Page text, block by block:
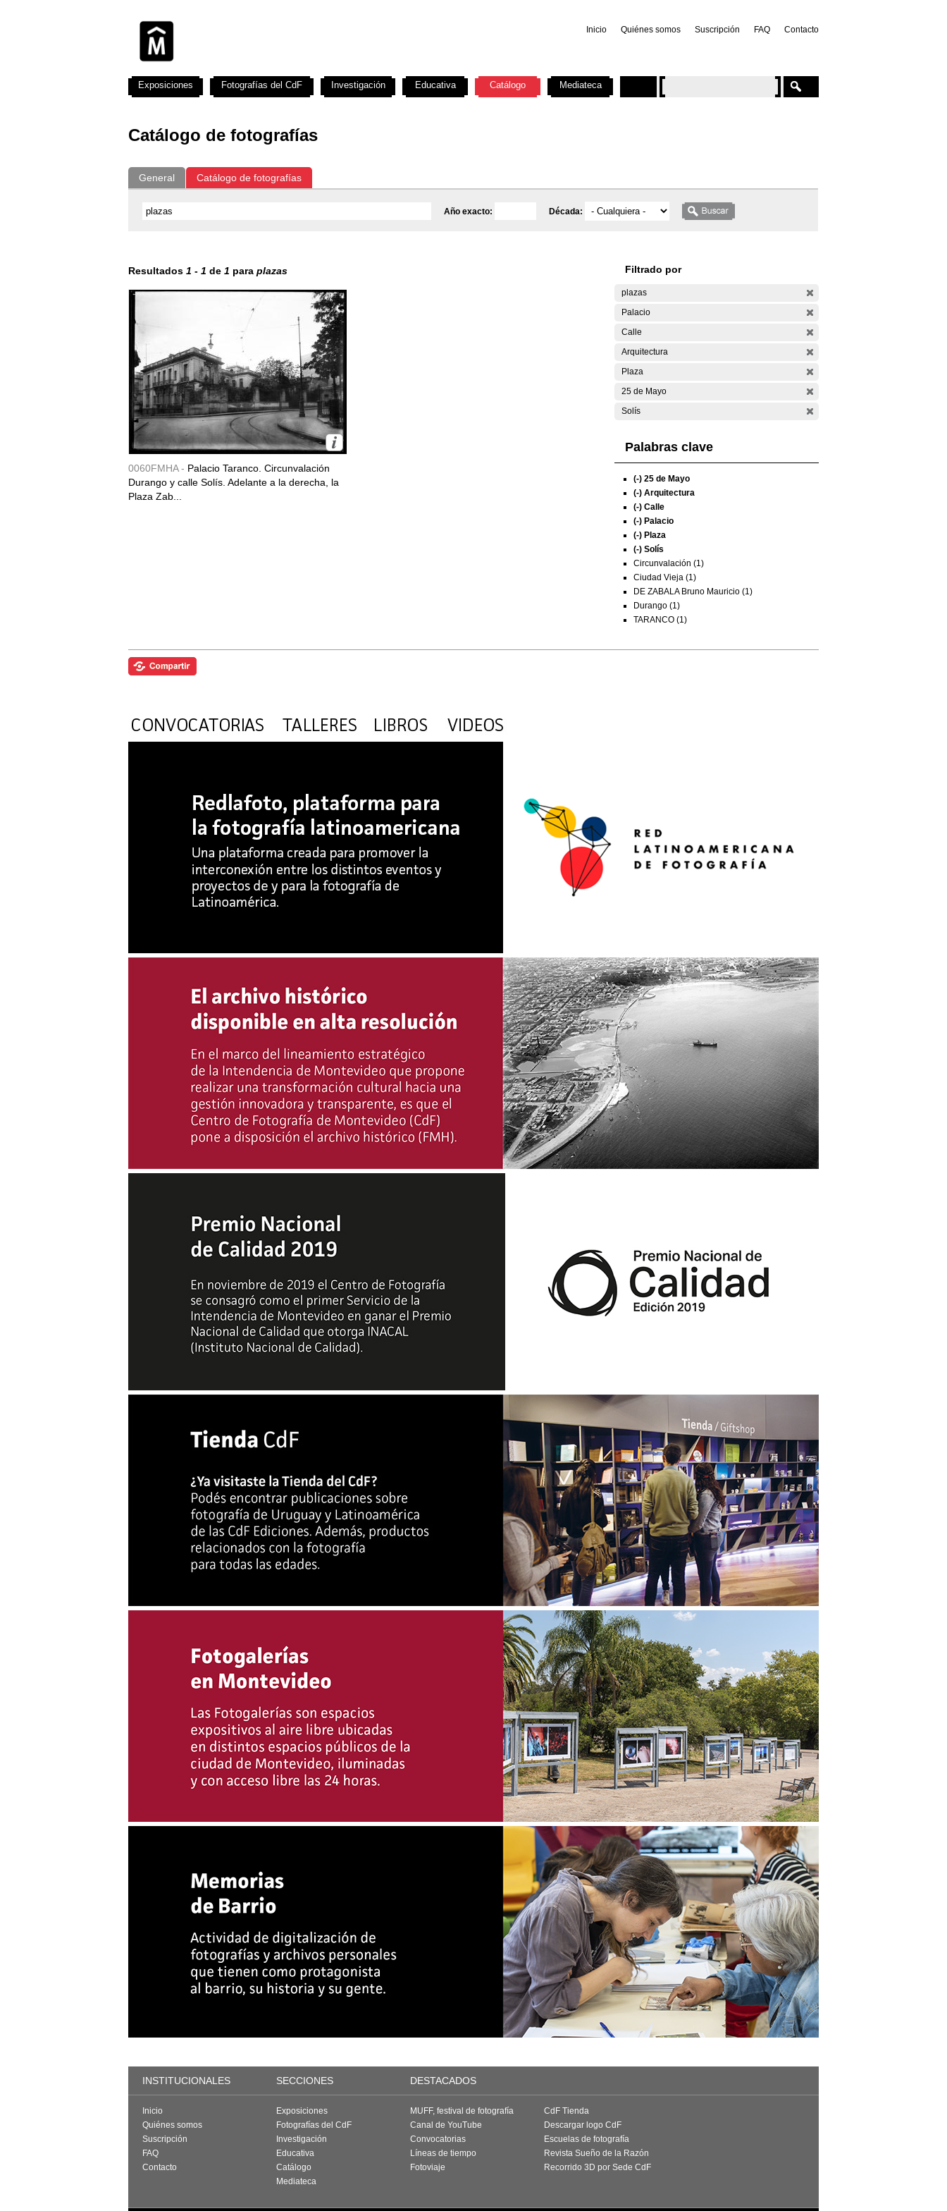
Inicio Quiénes somos Suscripción FAQ Contacto
Catálogo de fotografías
General Catálogo de fotografías
Año exacto: Década:
Resultados 1 - 1 de 1 para plazas
0060FMHA - Palacio Taranco. Circunvalación
Durango y calle Solís. Adelante a la derecha, la
Plaza Zab...
Filtrado por
plazas
Palacio
Calle
Arquitectura
Plaza
25 de Mayo
Solís
Palabras clave
(-) 25 de Mayo
(-) Arquitectura
(-) Calle
(-) Palacio
(-) Plaza
(-) Solís
Circunvalación (1)
Ciudad Vieja (1)
DE ZABALA Bruno Mauricio (1)
Durango (1)
TARANCO (1)
Exposiciones Fotografías del CdF Investigación Educativa Catálogo Mediateca
INSTITUCIONALES SECCIONES DESTACADOS
Inicio
Quiénes somos
Suscripción
FAQ
Contacto
Exposiciones
Fotografías del CdF
Investigación
Educativa
Catálogo
Mediateca
MUFF, festival de fotografía
Canal de YouTube
Convocatorias
Líneas de tiempo
Fotoviaje
CdF Tienda
Descargar logo CdF
Escuelas de fotografía
Revista Sueño de la Razón
Recorrido 3D por Sede CdF